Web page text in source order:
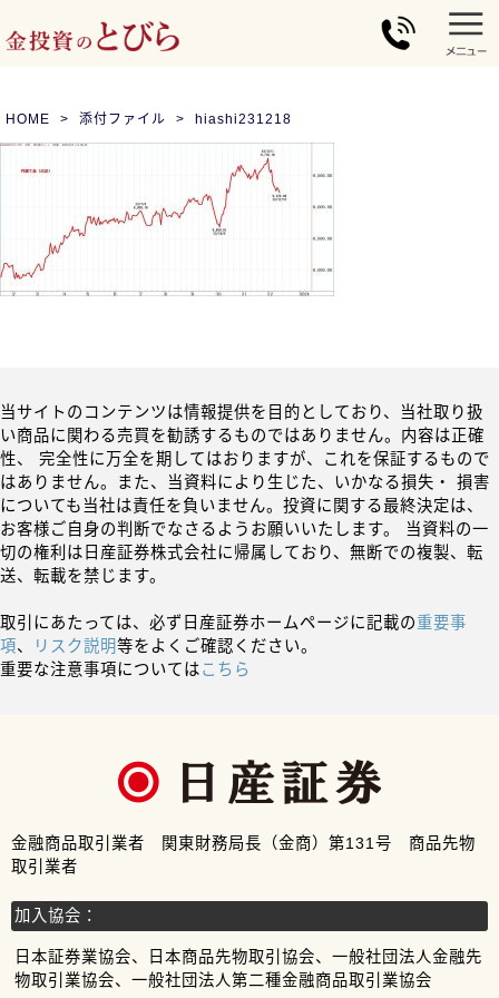
HOME 添付ファイル hiashi231218
当サイトのコンテンツは情報提供を目的としており、当社取り扱
い商品に関わる売買を勧誘するものではありません。内容は正確
性、 完全性に万全を期してはおりますが、これを保証するもので
はありません。また、当資料により生じた、いかなる損失・ 損害
についても当社は責任を負いません。投資に関する最終決定は、
お客様ご自身の判断でなさるようお願いいたします。 当資料の一
切の権利は日産証券株式会社に帰属しており、無断での複製、転
送、転載を禁じます。
取引にあたっては、必ず日産証券ホームページに記載の重要事
項、 リスク説明等をよくご確認ください。
重要な注意事項についてはこちら
金融商品取引業者 関東財務局長（金商）第131号 商品先物
取引業者
加入協会：
日本証券業協会、日本商品先物取引協会、一般社団法人金融先
物取引業協会、一般社団法人第二種金融商品取引業協会